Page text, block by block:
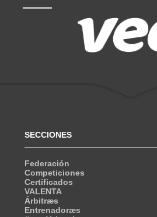
SECCIONES
Federación
Competiciones
Certificados
VALENTA
Árbitræs
Entrenadoræs